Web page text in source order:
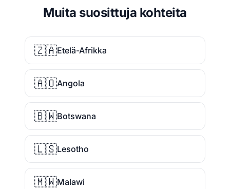
Muita suosittuja kohteita
🇿🇦Etelä-Afrikka
🇦🇴Angola
🇧🇼Botswana
🇱🇸Lesotho
🇲🇼Malawi